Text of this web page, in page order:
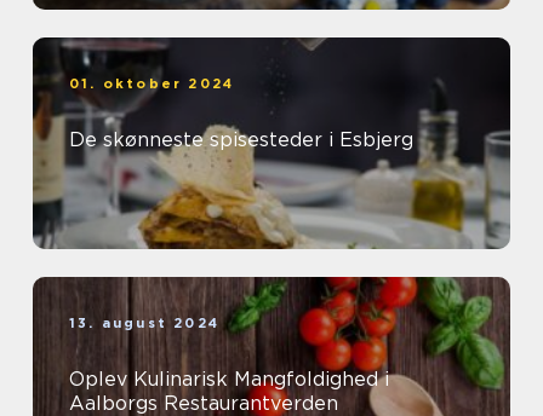
01. oktober 2024
De skønneste spisesteder i Esbjerg
13. august 2024
Oplev Kulinarisk Mangfoldighed i
Aalborgs Restaurantverden